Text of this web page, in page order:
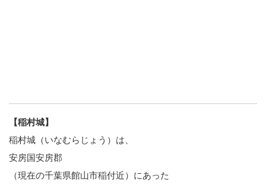
【稲村城】
稲村城（いなむらじょう）は、
安房国安房郡
（現在の千葉県館山市稲付近）にあった